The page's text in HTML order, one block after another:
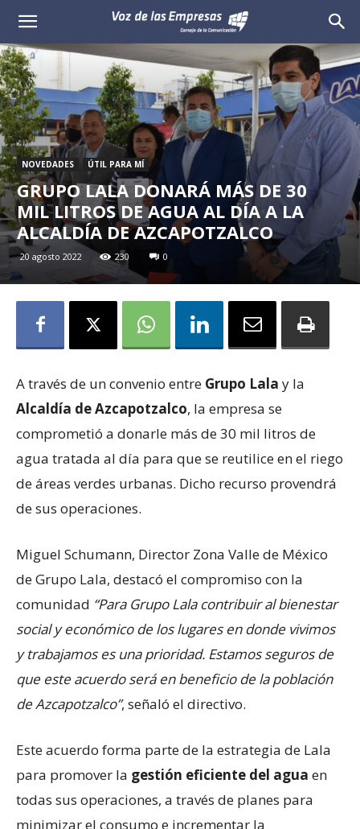
Voz
de
las
Empresas
NOVEDADES ÚTIL PARA MÍ
GRUPO LALA DONARÁ MÁS DE 30
MIL LITROS DE AGUA AL DÍA A LA
ALCALDÍA DE AZCAPOTZALCO
20 agosto 2022 230 0
A través de un convenio entre Grupo Lala y la
Alcaldía de Azcapotzalco, la empresa se
comprometió a donarle más de 30 mil litros de
agua tratada al día para que se reutilice en el riego
de áreas verdes urbanas. Dicho recurso provendrá
de sus operaciones.
Miguel Schumann, Director Zona Valle de México
de Grupo Lala, destacó el compromiso con la
comunidad “Para Grupo Lala contribuir al bienestar
social y económico de los lugares en donde vivimos
y trabajamos es una prioridad. Estamos seguros de
que este acuerdo será en beneficio de la población
de Azcapotzalco”, señaló el directivo.
Este acuerdo forma parte de la estrategia de Lala
para promover la gestión eficiente del agua en
todas sus operaciones, a través de planes para
minimizar el consumo e incrementar la